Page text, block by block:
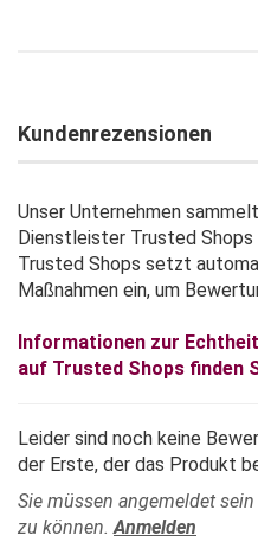
Kundenrezensionen
Unser Unternehmen
Dienstleister Trusted Shops
Trusted Shops setzt
Maßnahmen ein, um
Informationen zur
auf Trusted Shops finden
Leider sind noch keine
der Erste, der das Produkt
Sie müssen angemeldet
zu können.Anmelden